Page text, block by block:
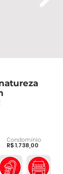
Condomínio
R$ 1.738,00